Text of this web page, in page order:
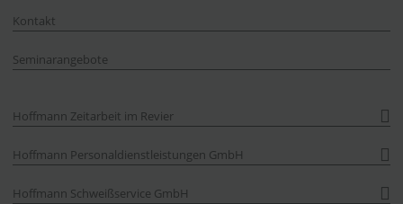
Kontakt
Seminarangebote
Hoffmann Zeitarbeit im Revier
Hoffmann Personaldienstleistungen GmbH
Hoffmann Schweißservice GmbH